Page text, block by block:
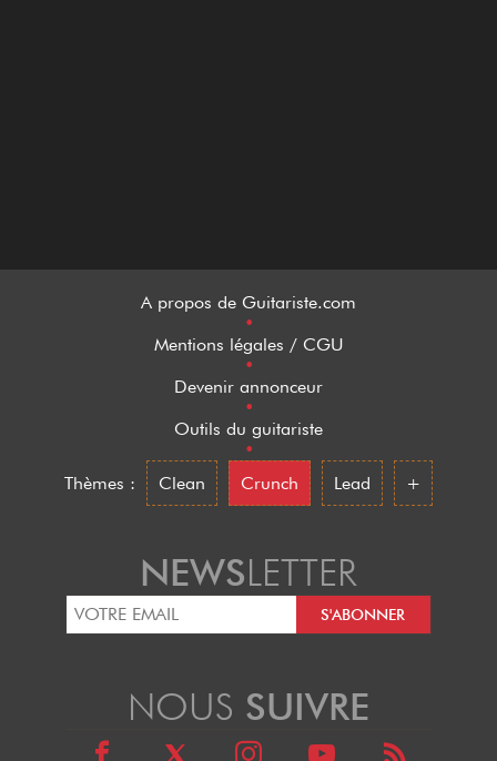
A propos de Guitariste.com
•
Mentions légales / CGU
•
Devenir annonceur
•
Outils du guitariste
•
Thèmes :
Clean Crunch Lead +
NEWSLETTER
NOUS SUIVRE